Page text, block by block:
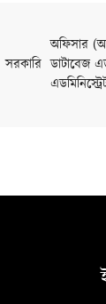
সরকারি
অফিসার
ডাটাবেজ